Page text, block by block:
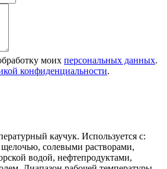
моих персональных данных.
конфиденциальности.
каучук. Используется с:
солевыми растворами,
водой, нефтепродуктами,